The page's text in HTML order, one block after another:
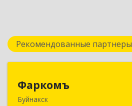
Рекомендованные партнеры
Фаркомъ
Буйнакск